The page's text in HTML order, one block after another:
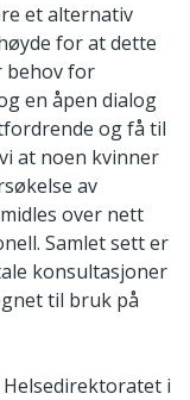
et alternativ
for at dette
behov for
en åpen dialog
og få til
at noen kvinner
av
over nett
Samlet sett er
konsultasjoner
til bruk på
Helsedirektoratet i